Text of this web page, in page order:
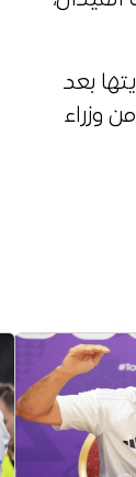
بعد
العديد من وزراء